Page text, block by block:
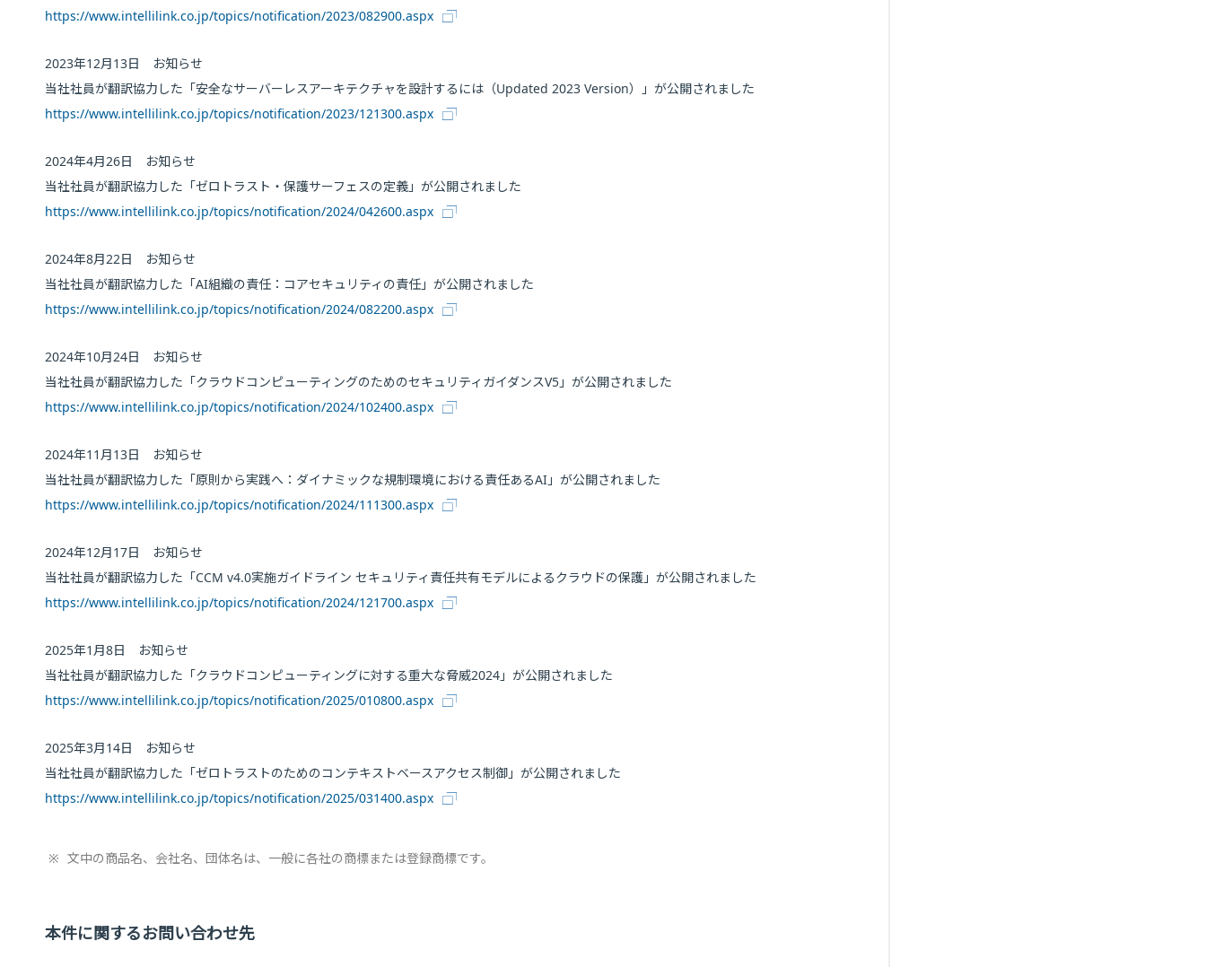
https://www.intellilink.co.jp/topics/notification/2023/082900.aspx
2023年12月13日 お知らせ
当社社員が翻訳協力した「安全なサーバーレスアーキテクチャを設計するには（Updated 2023 Version）」が公開されました
https://www.intellilink.co.jp/topics/notification/2023/121300.aspx
2024年4月26日 お知らせ
当社社員が翻訳協力した「ゼロトラスト・保護サーフェスの定義」が公開されました
https://www.intellilink.co.jp/topics/notification/2024/042600.aspx
2024年8月22日 お知らせ
当社社員が翻訳協力した「AI組織の責任：コアセキュリティの責任」が公開されました
https://www.intellilink.co.jp/topics/notification/2024/082200.aspx
2024年10月24日 お知らせ
当社社員が翻訳協力した「クラウドコンピューティングのためのセキュリティガイダンスV5」が公開されました
https://www.intellilink.co.jp/topics/notification/2024/102400.aspx
2024年11月13日 お知らせ
当社社員が翻訳協力した「原則から実践へ：ダイナミックな規制環境における責任あるAI」が公開されました
https://www.intellilink.co.jp/topics/notification/2024/111300.aspx
2024年12月17日 お知らせ
当社社員が翻訳協力した「CCM v4.0実施ガイドライン セキュリティ責任共有モデルによるクラウドの保護」が公開されました
https://www.intellilink.co.jp/topics/notification/2024/121700.aspx
2025年1月8日 お知らせ
当社社員が翻訳協力した「クラウドコンピューティングに対する重大な脅威2024」が公開されました
https://www.intellilink.co.jp/topics/notification/2025/010800.aspx
2025年3月14日 お知らせ
当社社員が翻訳協力した「ゼロトラストのためのコンテキストベースアクセス制御」が公開されました
https://www.intellilink.co.jp/topics/notification/2025/031400.aspx
※ 文中の商品名、会社名、団体名は、一般に各社の商標または登録商標です。
本件に関するお問い合わせ先